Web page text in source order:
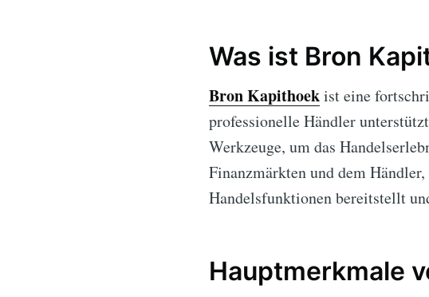
Was ist Bron
Bron Kapithoekist eine
professionelle Händler
Werkzeuge, um das
Finanzmärkten und dem
Handelsfunktionen bereitstellt
Hauptmerkmale